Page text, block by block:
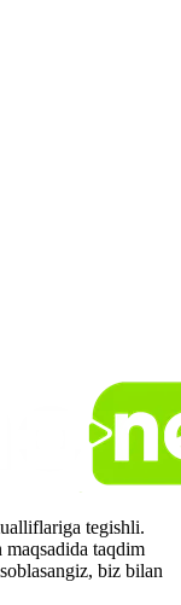
tegishli.
maqsadida taqdim
biz bilan